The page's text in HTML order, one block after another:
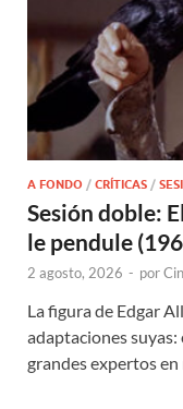
A FONDO / CRÍTICAS /
Sesión doble:
le pendule
2 agosto, 2026 - por
La figura de Edgar
adaptaciones suyas:
grandes expertos en